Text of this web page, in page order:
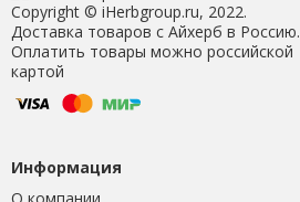
Copyright © iHerbgroup.ru, 2022.
Доставка товаров с Айхерб в Россию.
Оплатить товары можно российской
картой
Информация